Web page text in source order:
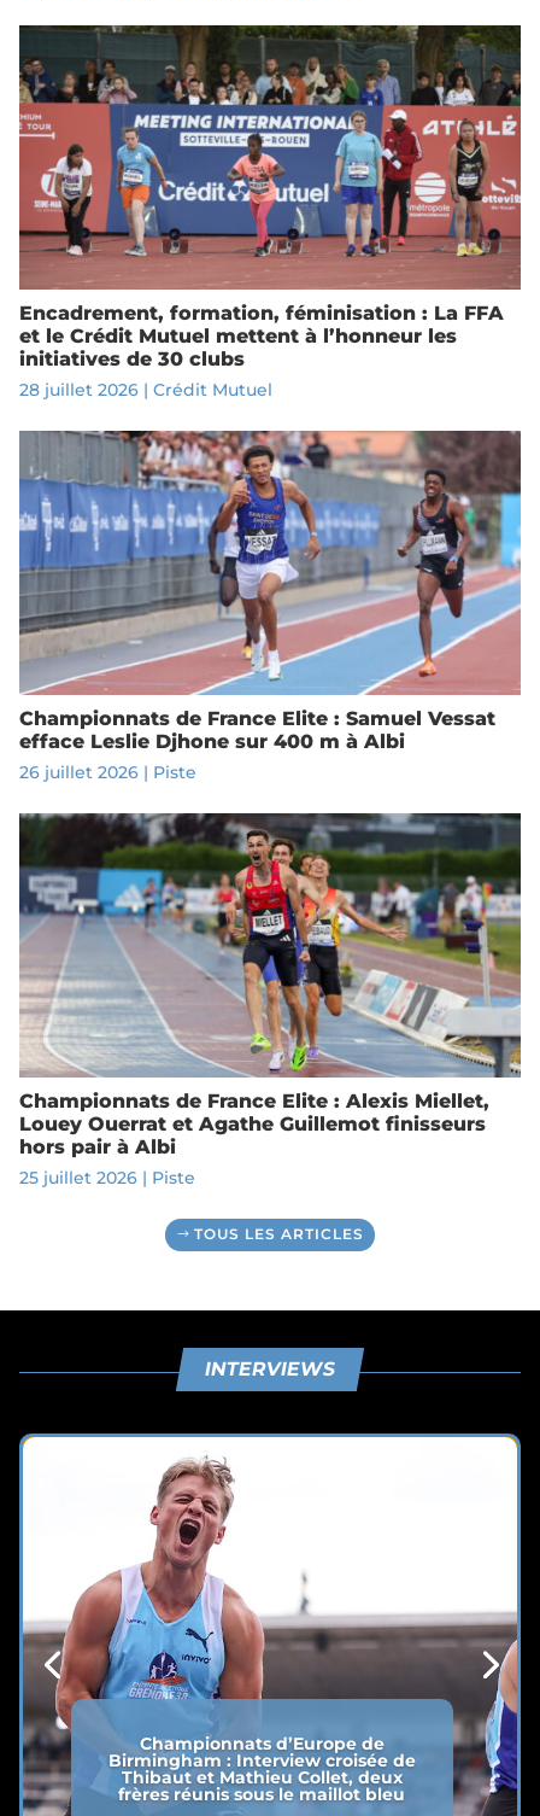
Encadrement, formation, féminisation : La FFA
et le Crédit Mutuel mettent à l’honneur les
initiatives de 30 clubs
28 juillet 2026| Crédit Mutuel
Championnats de France Elite : Samuel Vessat
efface Leslie Djhone sur 400 m à Albi
26 juillet 2026| Piste
Championnats de France Elite : Alexis Miellet,
Louey Ouerrat et Agathe Guillemot finisseurs
hors pair à Albi
25 juillet 2026| Piste
TOUS LES ARTICLES
INTERVIEWS
Championnats d’Europe de
Birmingham : Interview croisée de
Thibaut et Mathieu Collet, deux
frères réunis sous le maillot bleu